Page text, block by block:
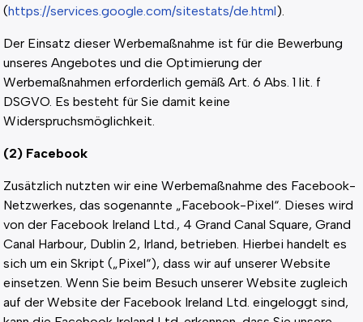
(https://services.google.com/sitestats/de.html).
Der Einsatz dieser Werbemaßnahme ist für die Bewerbung
unseres Angebotes und die Optimierung der
Werbemaßnahmen erforderlich gemäß Art. 6 Abs. 1 lit. f
DSGVO. Es besteht für Sie damit keine
Widerspruchsmöglichkeit.
(2) Facebook
Zusätzlich nutzten wir eine Werbemaßnahme des Facebook-
Netzwerkes, das sogenannte „Facebook-Pixel“. Dieses wird
von der Facebook Ireland Ltd., 4 Grand Canal Square, Grand
Canal Harbour, Dublin 2, Irland, betrieben. Hierbei handelt es
sich um ein Skript („Pixel“), dass wir auf unserer Website
einsetzen. Wenn Sie beim Besuch unserer Website zugleich
auf der Website der Facebook Ireland Ltd. eingeloggt sind,